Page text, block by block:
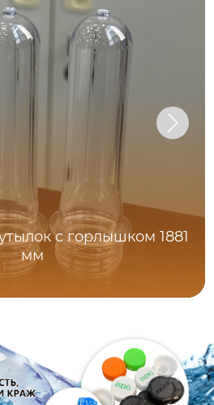
с горлышком 1881
мм